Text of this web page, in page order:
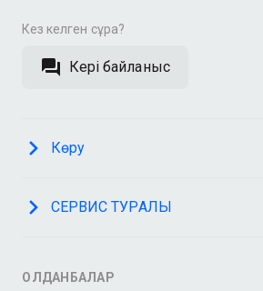
Кез келген сұрақ?
Кері байланыс
Көру
СЕРВИС ТУРАЛЫ
ҚОЛДАНБАЛАР